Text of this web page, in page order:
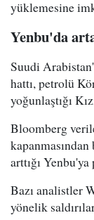
yüklemesine
Yenbu'da
Suudi
hattı, petrolü
yoğunlaştığı
Bloomberg
arttığı
Bazı analistler
yönelik